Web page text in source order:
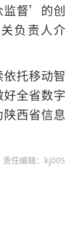
监督’的创
负责人介
托移动智
全省数字
西省信息
责任编辑：kj005